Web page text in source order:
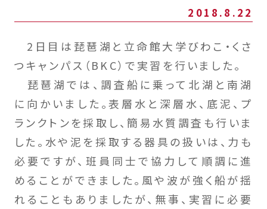
2018.8.22
2日目は琵琶湖と立命館大学びわこ・くさ
つキャンパス（BKC）で実習を行いました。
琵琶湖では、調査船に乗って北湖と南湖
に向かいました。表層水と深層水、底泥、プ
ランクトンを採取し、簡易水質調査も行いま
した。水や泥を採取する器具の扱いは、力も
必要ですが、班員同士で協力して順調に進
めることができました。風や波が強く船が揺
れることもありましたが、無事、実習に必要